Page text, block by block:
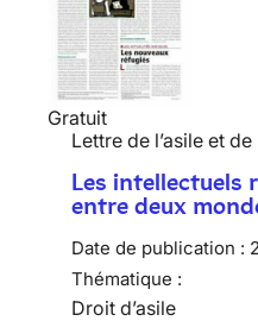
Gratuit
Lettre de l’asile et
Les intellectuels
entre deux
Date de publication :
Thématique :
Droit d’asile